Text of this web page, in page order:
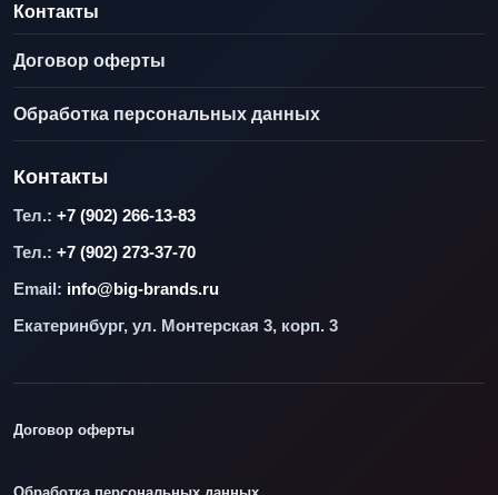
Контакты
Договор оферты
Обработка персональных данных
Контакты
Тел.: +7 (902) 266-13-83
Тел.: +7 (902) 273-37-70
Email: info@big-brands.ru
Екатеринбург, ул. Монтерская 3, корп. 3
Договор оферты